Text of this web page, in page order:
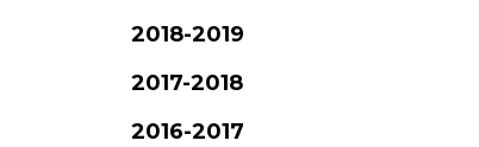
2018-2019
2017-2018
2016-2017